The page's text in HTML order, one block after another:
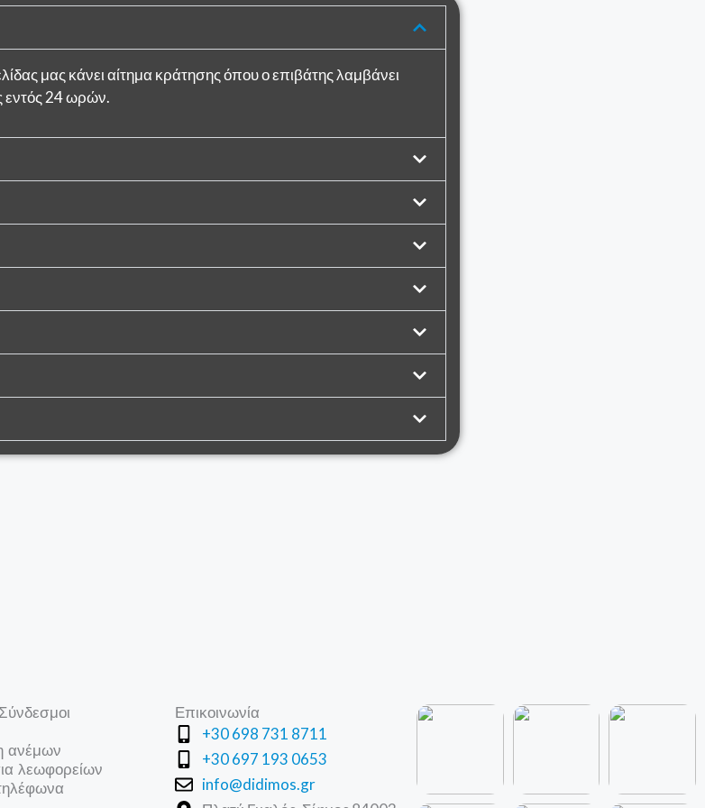
μας κάνει αίτημα κράτησης όπου ο επιβάτης λαμβάνει
εντός 24 ωρών.
ανέμων
λεωφορείων
Επικοινωνία
+30 698 731 8711
+30 697 193 0653
info@didimos.gr